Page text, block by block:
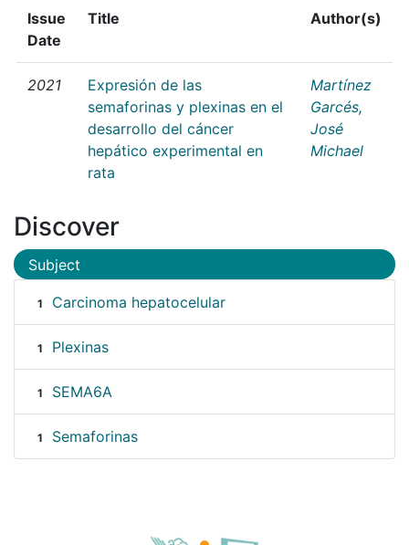
Issue
Date
Title Author(s)
2021
Expresión de las
semaforinas y plexinas en el
desarrollo del cáncer
hepático experimental en
rata
Martínez
Garcés,
José
Michael
Discover
Subject
1 Carcinoma hepatocelular
1 Plexinas
1 SEMA6A
1 Semaforinas